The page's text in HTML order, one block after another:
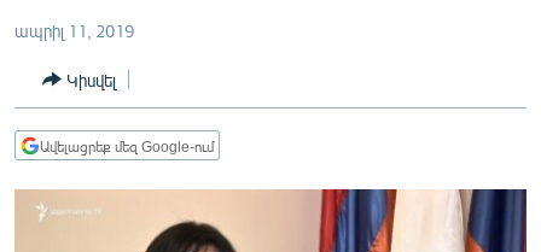
ԻՐԱՎՈՒՆՔ
ՀԱՍԱՐԱԿՈՒԹՅՈՒՆ
ՏՆՏԵՍՈՒԹՅՈՒՆ
ՊԱՏԵՐԱԶՄԻ 6 ՇԱԲԱԹՆԵՐԸ
ապրիլ 11, 2019
Կիսվել
Ավելացրեք մեզ Google-ում